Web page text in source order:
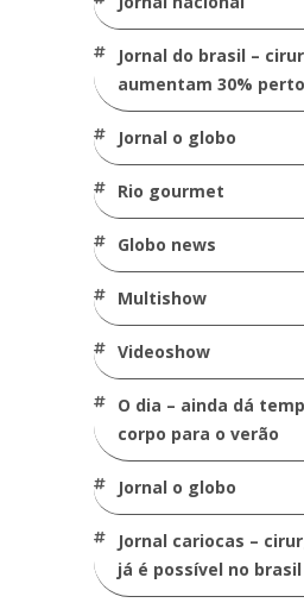
jornal do brasil – cirurgias plásticas
aumentam 30%
jornal o globo
rio gourmet
globo news
multishow
videoshow
o dia – ainda dá tempo de retocar o
corpo para o verão
jornal o globo
jornal cariocas – cirurgia sem ponto
já é possível no brasil